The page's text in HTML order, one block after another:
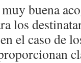
buena
los
el caso de